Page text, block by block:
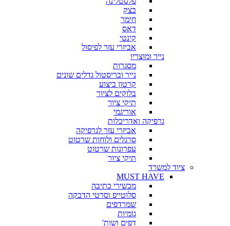
בצק
חימר
דאס
קינטי
אביזרי עזר לפיסול
נייר ומוצריו
מסגרות
נייר ובריסטול גדלים שונים
קרטון ביצוע
בלוקים לציור
תיקי ציור
אוריגמי
גרפיקה ואדריכלות
אביזרי עזר לגרפיקה
סרגלים ולוחות שרטוט
עפרונות שרטוט
תיקי ציור
ציוד למשרד
MUST HAVE
מכשירי כתיבה
סלוטייפ וסרטי הדבקה
שמרדפים
גומיות
דפים ושות'